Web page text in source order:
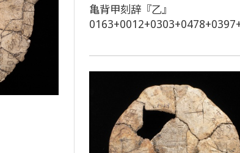
亀背甲刻辞『乙』